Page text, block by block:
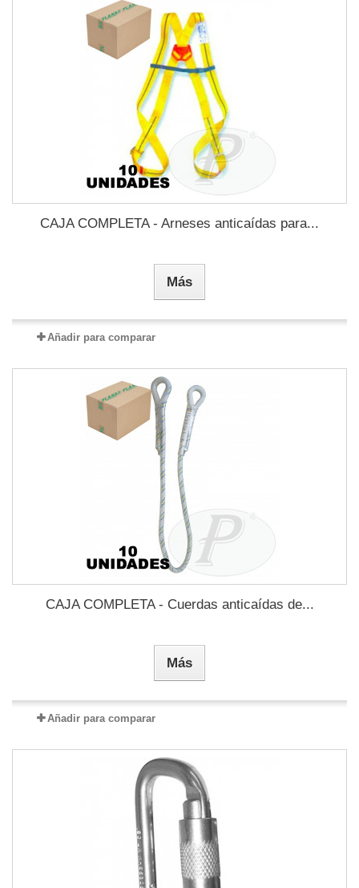
CAJA COMPLETA - Arneses anticaídas para...
Más
Añadir para comparar
CAJA COMPLETA - Cuerdas anticaídas de...
Más
Añadir para comparar